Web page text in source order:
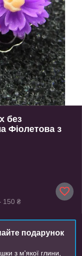
без
Фіолетова з
150 ₴
подарунок
з м'якої глини,